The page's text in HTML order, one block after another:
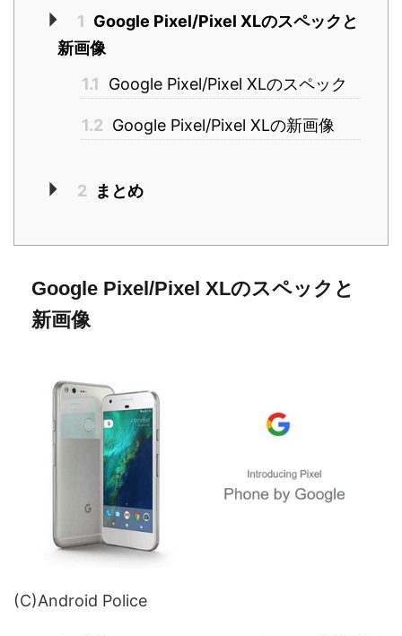
1 Google Pixel/Pixel XLのスペックと
新画像
1.1
Google Pixel/Pixel XLのスペック
1.2 Google Pixel/Pixel XLの新画像
2 まとめ
Google Pixel/Pixel XLのスペックと
新画像
(C)Android Police